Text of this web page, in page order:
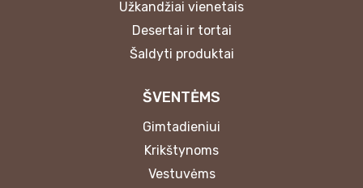
Užkandžiai vienetais
Desertai ir tortai
Šaldyti produktai
ŠVENTĖMS
Gimtadieniui
Krikštynoms
Vestuvėms